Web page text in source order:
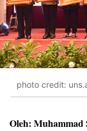
photo credit:
Oleh: Muhammad